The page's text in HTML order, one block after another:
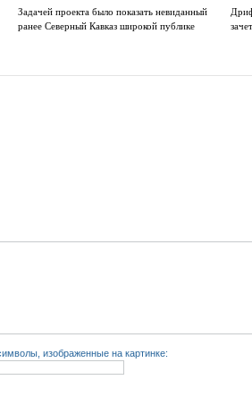
Задачей проекта было показать невиданный
ранее Северный Кавказ широкой публике
изображенные на картинке: